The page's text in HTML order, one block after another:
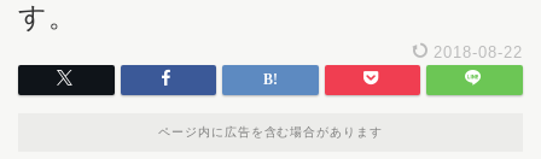
す。
2018-08-22
ページ内に広告を含む場合があります